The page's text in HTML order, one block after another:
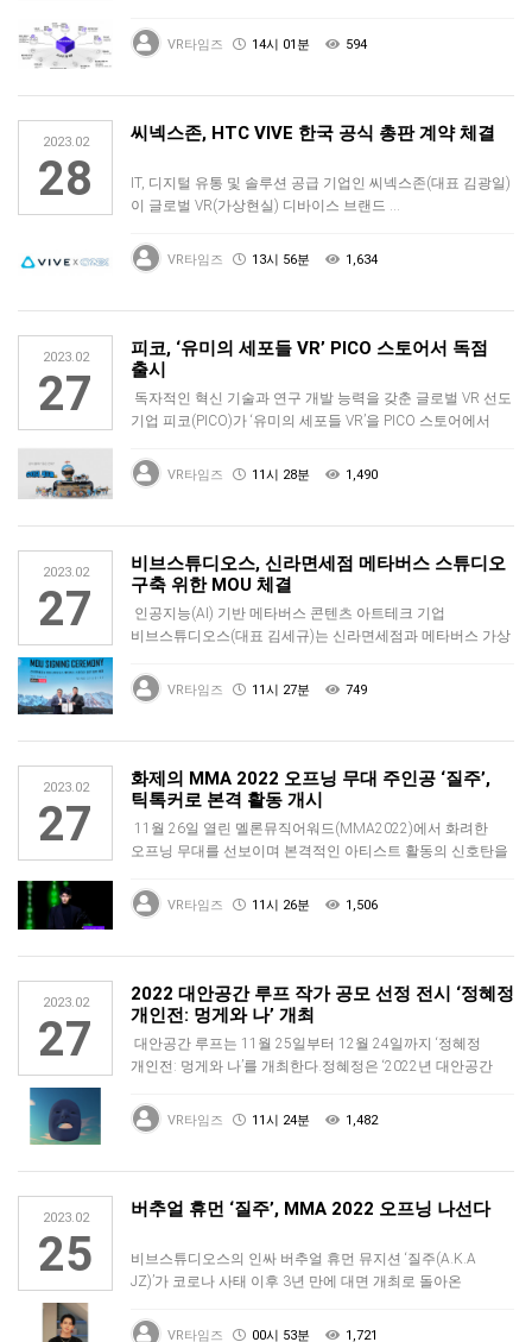
VR타임즈 14시 01분 594
2023.02
28
씨넥스존, HTC VIVE 한국 공식 총판 계약 체결
IT, 디지털 유통 및 솔루션 공급 기업인 씨넥스존(대표 김광일)
이 글로벌 VR(가상현실) 디바이스 브랜드 …
VR타임즈 13시 56분 1,634
2023.02
27
피코, ‘유미의 세포들 VR’ PICO 스토어서 독점
출시
독자적인 혁신 기술과 연구 개발 능력을 갖춘 글로벌 VR 선도
기업 피코(PICO)가 ‘유미의 세포들 VR’을 PICO 스토어에서
VR타임즈 11시 28분 1,490
2023.02
27
비브스튜디오스, 신라면세점 메타버스 스튜디오
구축 위한 MOU 체결
인공지능(AI) 기반 메타버스 콘텐츠 아트테크 기업
비브스튜디오스(대표 김세규)는 신라면세점과 메타버스 가상
VR타임즈 11시 27분 749
2023.02
27
화제의 MMA 2022 오프닝 무대 주인공 ‘질주’,
틱톡커로 본격 활동 개시
11월 26일 열린 멜론뮤직어워드(MMA2022)에서 화려한
오프닝 무대를 선보이며 본격적인 아티스트 활동의 신호탄을
VR타임즈 11시 26분 1,506
2023.02
27
2022 대안공간 루프 작가 공모 선정 전시 ‘정혜정
개인전: 멍게와 나’ 개최
대안공간 루프는 11월 25일부터 12월 24일까지 ‘정혜정
개인전: 멍게와 나’를 개최한다.정혜정은 ‘2022년 대안공간
VR타임즈 11시 24분 1,482
2023.02
25
버추얼 휴먼 ‘질주’, MMA 2022 오프닝 나선다
비브스튜디오스의 인싸 버추얼 휴먼 뮤지션 ‘질주(A.K.A
JZ)’가 코로나 사태 이후 3년 만에 대면 개최로 돌아온
VR타임즈 00시 53분 1,721